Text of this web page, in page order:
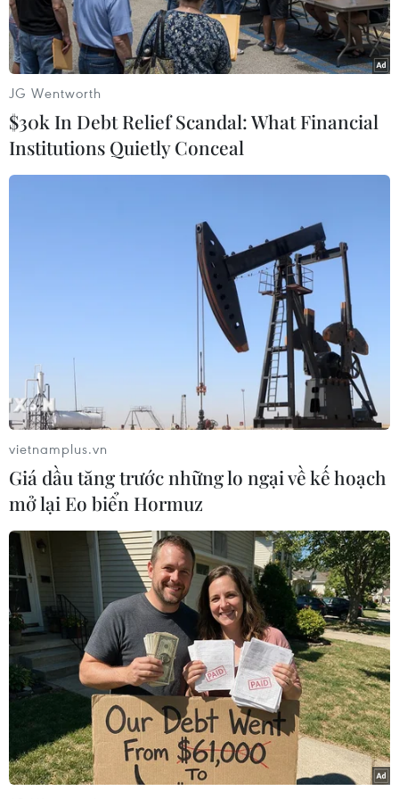
Những người leo núi sơ tán khỏi khu vực núi lửa đang hoạt
động ngày 27/9. (Ảnh: AFP/TTXVN)
Ngày 28/9, cảnh sát Nhật Bản xác nhận đã có
bốn du khách leo núi tử vong sau khi núi lửa
Ontake ở miền Trung nước này bất ngờ phun
trào trước đó một ngày.
Theo hãng tin Kyodo, những người thiệt mạng
tình trạng nguy kịch trên đỉnh núi Ontake,
trong đó có 10 người ở rất gần miệng núi lửa
hiện vẫn tiếp tục phun trào.
Việc núi lửa Ontake tiếp tục hoạt động trong
ngày 28/9 đã gây khó khăn cho công tác cứu hộ
đưa các nạn nhân khỏi hiện trường. Dự kiến
hoạt động cứu hộ các nạn nhân còn lại sẽ tiếp
tục được tiến hành trong ngày 29/9.
Trước đó, lực lượng chức năng đã giải cứu được
24 du khách sáng 28/9, song đến chiều đã phải
tạm hoãn hoạt động cứu hộ do khí độc từ núi
lửa phun ra.
JG Wentworth
$30k In Debt Relief Scandal: What Financial
Institutions Quietly Conceal
vietnamplus.vn
Giá dầu tăng trước những lo ngại về kế hoạch
mở lại Eo biển Hormuz